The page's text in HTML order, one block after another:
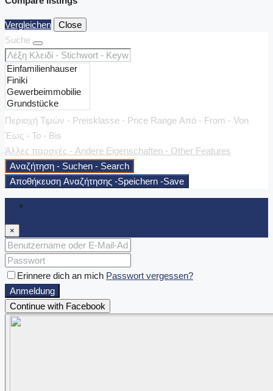
Vergleichen
Close
Suche
Περιοχή Τιμών - Preisklasse - Price Range Από - From - Von
Έως - To - Bis
Άλλες παροχές - Andere Eigenschaften - Other Features
Αναζήτηση - Suchen - Search
Αποθήκευση Αναζήτησης -Speichern -Save
×
Erinnere dich an mich Passwort vergessen?
Anmeldung
Continue with Facebook